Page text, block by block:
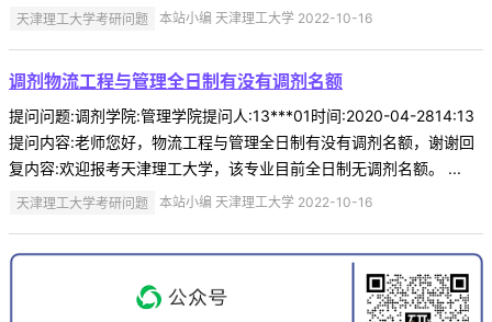
天津理工大学考研问题 本站小编 天津理工大学 2022-10-16
调剂物流工程与管理全日制有没有调剂名额
提问问题:调剂学院:管理学院提问人:13***01时间:2020-04-2814:13
提问内容:老师您好，物流工程与管理全日制有没有调剂名额，谢谢回
复内容:欢迎报考天津理工大学，该专业目前全日制无调剂名额。 ...
天津理工大学考研问题 本站小编 天津理工大学 2022-10-16